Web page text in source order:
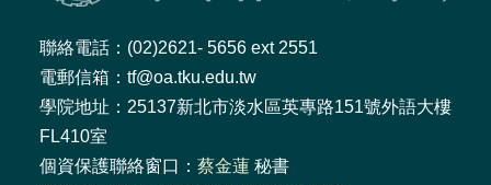
聯絡電話：(02)2621- 5656 ext 2551
電郵信箱：tf@oa.tku.edu.tw
學院地址：25137新北市淡水區英專路151號外語大樓
FL410室
個資保護聯絡窗口： 蔡金蓮 秘書